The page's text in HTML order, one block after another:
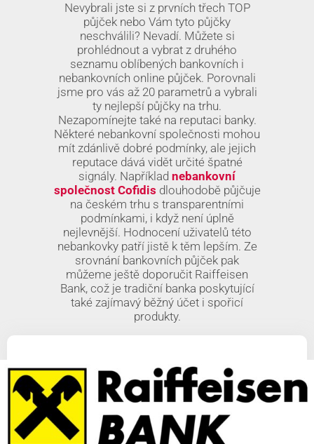
Nevybrali jste si z prvních třech TOP
půjček nebo Vám tyto půjčky
neschválili? Nevadí. Můžete si
prohlédnout a vybrat z druhého
seznamu oblíbených bankovních i
nebankovních online půjček. Porovnali
jsme pro vás až 20 parametrů a vybrali
ty nejlepší půjčky na trhu.
Nezapomínejte také na reputaci banky.
Některé nebankovní společnosti mohou
mít zdánlivě dobré podmínky, ale jejich
reputace dává vidět určité špatné
signály. Například nebankovní
společnost Cofidis dlouhodobě půjčuje
na českém trhu s transparentními
podmínkami, i když není úplně
nejlevnější. Hodnocení uživatelů této
nebankovky patří jistě k těm lepším. Ze
srovnání bankovních půjček pak
můžeme ještě doporučit Raiffeisen
Bank, což je tradiční banka poskytující
také zajímavý běžný účet i spořicí
produkty.